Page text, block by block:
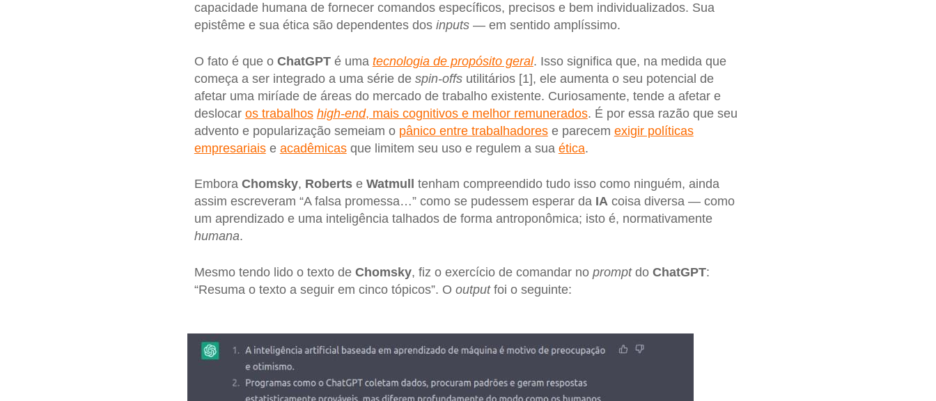
capacidade humana de fornecer comandos específicos, precisos e bem individualizados. Sua
epistême e sua ética são dependentes dos inputs— em sentido amplíssimo.
O fato é que o ChatGPTé uma tecnologia de propósito geral. Isso significa que, na medida que
começa a ser integrado a uma série de spin-offsutilitários [1], ele aumenta o seu potencial de
afetar uma miríade de áreas do mercado de trabalho existente. Curiosamente, tende a afetar e
deslocar os trabalhos high-end, mais cognitivos e melhor remunerados. É por essa razão que seu
advento e popularização semeiam o pânico entre trabalhadorese parecem exigir políticas
empresariaise acadêmicasque limitem seu uso e regulem a sua ética.
Embora Chomsky, Robertse Watmull
tenham compreendido tudo isso como ninguém, ainda
assim escreveram “A falsa promessa…” como se pudessem esperar da IAcoisa diversa — como
um aprendizado e uma inteligência talhados de forma antroponômica; isto é, normativamente
humana.
Mesmo tendo lido o texto de Chomsky, fiz o exercício de comandar no promptdo ChatGPT:
“Resuma o texto a seguir em cinco tópicos”. O outputfoi o seguinte: